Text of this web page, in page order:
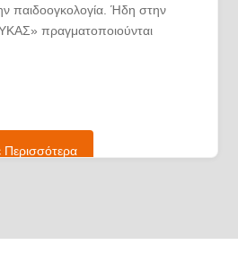
παιδοογκολογία. Ήδη στην
πραγματοποιούνται
στη διόρθωση της
παλινδρόμησης με ελάχιστα
των παιδιών
Περισσότερα